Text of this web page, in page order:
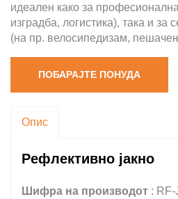
идеален како за
изградба, логистика), така и за
(на пр. велосипедизам,
ПОБАРАЈТЕ ПОНУДА
Опис
Рефлективно јакно
Шифра на производот :